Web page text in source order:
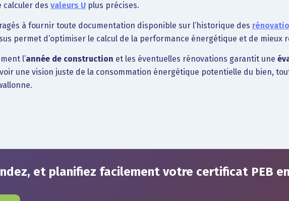
calculer des valeurs U plus précises.
à fournir toute documentation disponible sur l’historique des
permet d’optimiser le calcul de la performance énergétique et de
l’année de construction et les éventuelles rénovations garantit une
une vision juste de la consommation énergétique potentielle du bien,
et planifiez facilement votre certificat PEB